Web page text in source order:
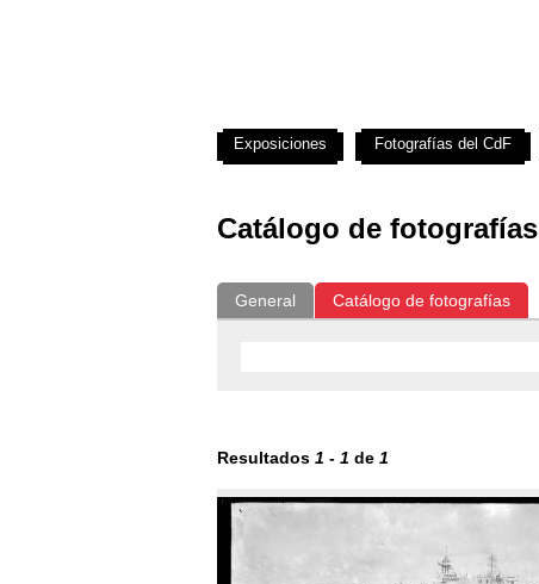
Catálogo de fotografías
General Catálogo de fotografías
Resultados 1 - 1 de 1
Exposiciones Fotografías del CdF